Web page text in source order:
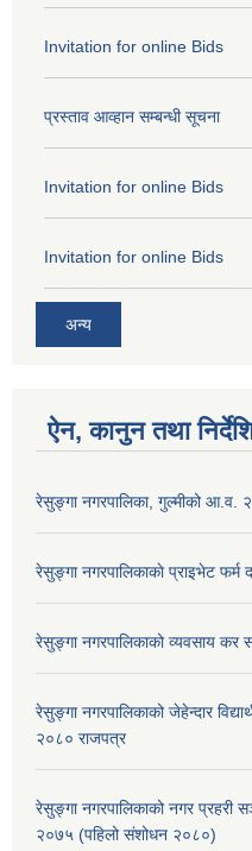
Invitation for online Bids
प्रस्ताव आव्हान सम्बन्धी सूचना
Invitation for online Bids
Invitation for online Bids
अन्य
ऐन, कानुन तथा
रेसुङ्गा नगरपालिका, गुल्मीको आ.व.
रेसुङ्गा नगरपालिकाकाे प्राइभेट फर्म
रेसुङ्गा नगरपालिकाको व्यवसाय कर
रेसुङ्गा नगरपालिकाको जेहेन्दार
२०८० राजपत्र
रेसुङ्गा नगरपालिकाको नगर प्रहरी
२०७५ (पहिलो संशोधन २०८०)